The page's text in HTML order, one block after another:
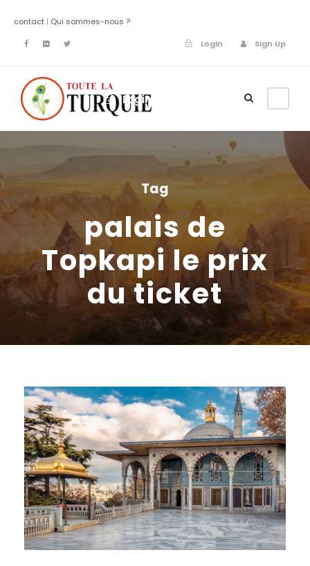
contact | Qui sommes-nous ?
Login
Sign Up
Login
Tag
palais de
Topkapi le prix
du ticket